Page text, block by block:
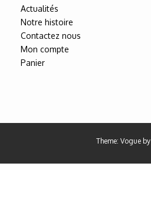
Actualités
Notre histoire
Contactez nous
Mon compte
Panier
Theme: Vogue by